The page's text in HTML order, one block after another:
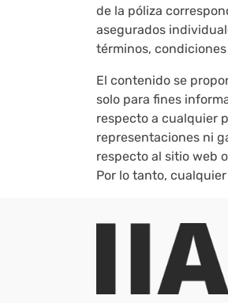
de la póliza
asegurados
términos,
El contenido se
solo para fines
respecto a cualquier
representaciones ni
respecto al sitio web
Por lo tanto,